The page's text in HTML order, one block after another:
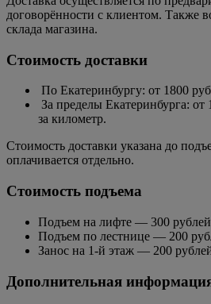
договорённости с клиентом. Также
склада магазина.
Стоимость доставки
По Екатеринбургу: от 1800
За пределы Екатеринбурга: от
за километр.
Стоимость доставки указана до
оплачивается отдельно.
Стоимость подъема
Подъем на лифте — 300
Подъем по лестнице — 200
Занос на 1-й этаж — 200
Дополнительная